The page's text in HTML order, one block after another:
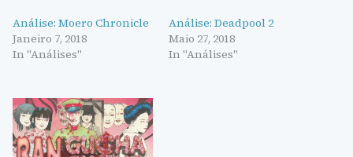
Análise: Moero Chronicle
Janeiro 7, 2018
In "Análises"
Análise: Deadpool 2
Maio 27, 2018
In "Análises"